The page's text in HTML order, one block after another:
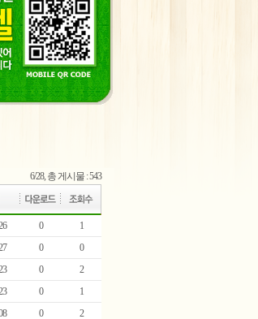
6/28, 총 게시물 : 543
0 1
0 0
0 2
0 1
0 2